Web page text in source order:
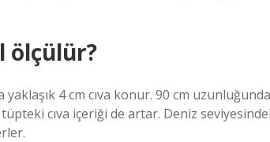
ölçülür?
yaklaşık 4 cm cıva konur. 90 cm
tüpteki cıva içeriği de artar. Deniz